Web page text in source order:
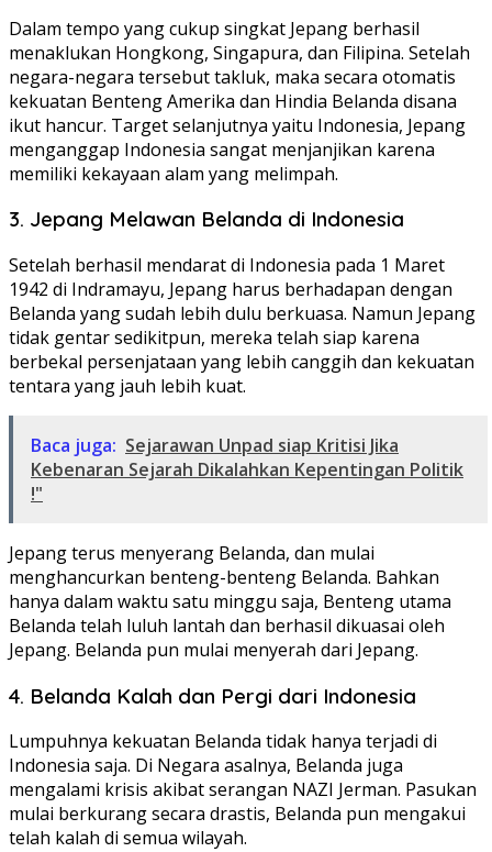
Dalam tempo yang cukup singkat Jepang berhasil
menaklukan Hongkong, Singapura, dan Filipina. Setelah
negara-negara tersebut takluk, maka secara otomatis
kekuatan Benteng Amerika dan Hindia Belanda disana
ikut hancur. Target selanjutnya yaitu Indonesia, Jepang
menganggap Indonesia sangat menjanjikan karena
memiliki kekayaan alam yang melimpah.
3. Jepang Melawan Belanda di Indonesia
Setelah berhasil mendarat di Indonesia pada 1 Maret
1942 di Indramayu, Jepang harus berhadapan dengan
Belanda yang sudah lebih dulu berkuasa. Namun Jepang
tidak gentar sedikitpun, mereka telah siap karena
berbekal persenjataan yang lebih canggih dan kekuatan
tentara yang jauh lebih kuat.
Baca juga: Sejarawan Unpad siap Kritisi Jika
Kebenaran Sejarah Dikalahkan Kepentingan Politik
!"
Jepang terus menyerang Belanda, dan mulai
menghancurkan benteng-benteng Belanda. Bahkan
hanya dalam waktu satu minggu saja, Benteng utama
Belanda telah luluh lantah dan berhasil dikuasai oleh
Jepang. Belanda pun mulai menyerah dari Jepang.
4. Belanda Kalah dan Pergi dari Indonesia
Lumpuhnya kekuatan Belanda tidak hanya terjadi di
Indonesia saja. Di Negara asalnya, Belanda juga
mengalami krisis akibat serangan NAZI Jerman. Pasukan
mulai berkurang secara drastis, Belanda pun mengakui
telah kalah di semua wilayah.